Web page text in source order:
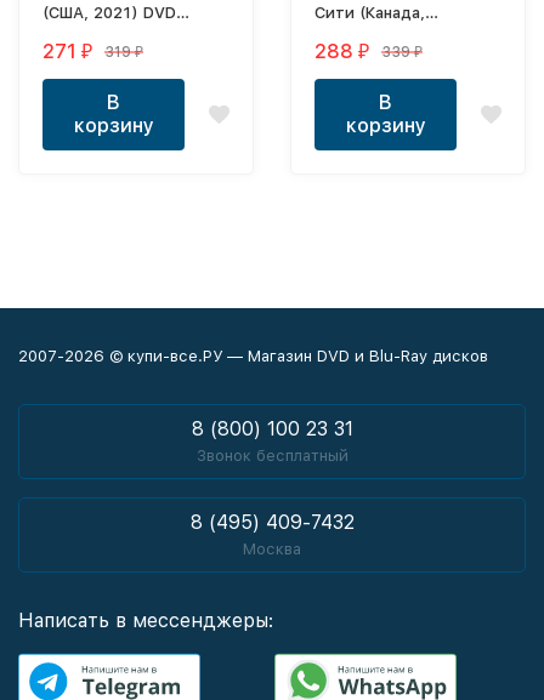
(США, 2021) DVD
профессиональный
(дублированный)
271 ₽ 319₽
В
корзину
Сити (Канада,
перевод
профессиональный
(многоголосый
закадровый)
288 ₽ 339₽
В
корзину
2007-2026 © купи-все.РУ — Магазин DVD и Blu-Ray дисков
8 (800) 100 23 31
Звонок бесплатный
8 (495) 409-7432
Москва
Написать в мессенджеры: